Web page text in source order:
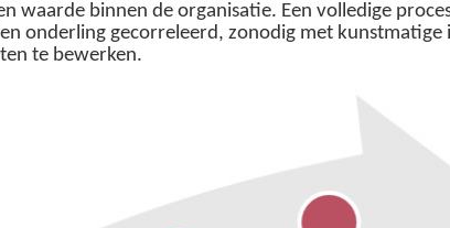
waarde binnen de organisatie. Een volledige
onderling gecorreleerd, zonodig met
te bewerken.